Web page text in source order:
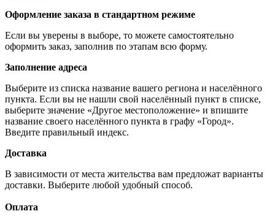
Оформление заказа в стандартном режиме
Если вы уверены в выборе, то можете самостоятельно
оформить заказ, заполнив по этапам всю форму.
Заполнение адреса
Выберите из списка название вашего региона и населённого
пункта. Если вы не нашли свой населённый пункт в списке,
выберите значение «Другое местоположение» и впишите
название своего населённого пункта в графу «Город».
Введите правильный индекс.
Доставка
В зависимости от места жительства вам предложат варианты
доставки. Выберите любой удобный способ.
Оплата